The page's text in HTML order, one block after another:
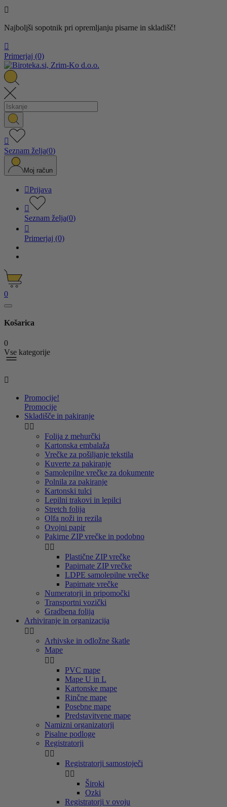

Najboljši sopotnik pri opremljanju pisarne in skladišč!

Primerjaj (0)

Seznam želja(0)
Moj račun
Prijava

Seznam želja(0)

Primerjaj (0)
0
Košarica
0
Vse kategorije

Promocije!
Promocije
Skladišče in pakiranje
 
Folija z mehurčki
Kartonska embalaža
Vrečke za pošiljanje tekstila
Kuverte za pakiranje
Samolepilne vrečke za dokumente
Polnila za pakiranje
Kartonski tulci
Lepilni trakovi in lepilci
Stretch folija
Olfa noži in rezila
Ovojni papir
Pakirne ZIP vrečke in podobno
 
Plastične ZIP vrečke
Papirnate ZIP vrečke
LDPE samolepilne vrečke
Papirnate vrečke
Numeratorji in pripomočki
Transportni vozički
Gradbena folija
Arhiviranje in organizacija
 
Arhivske in odložne škatle
Mape
 
PVC mape
Mape U in L
Kartonske mape
Rinčne mape
Posebne mape
Predstavitvene mape
Namizni organizatorji
Pisalne podloge
Registratorji
 
Registratorji samostoječi
 
Široki
Ozki
Registratorji v ovoju